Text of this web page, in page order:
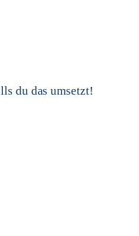
du das umsetzt!